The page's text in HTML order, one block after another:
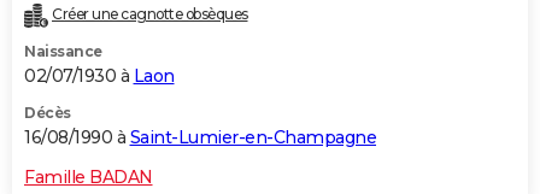
Créer une cagnotte obsèques
Naissance
02/07/1930 à Laon
Décès
16/08/1990 à Saint-Lumier-en-Champagne
Famille BADAN